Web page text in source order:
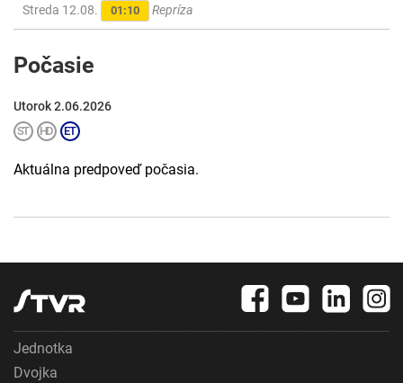
Streda 12.08. 01:10 Repríza
Počasie
Utorok 2.06.2026
Aktuálna predpoveď počasia.
Jednotka
Dvojka